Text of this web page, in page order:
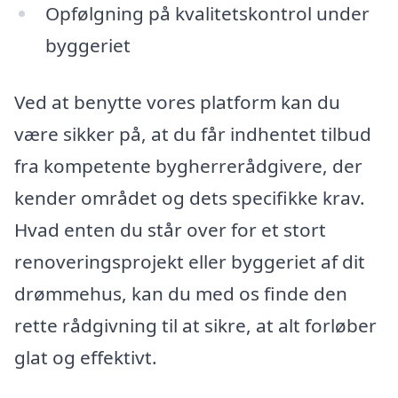
Opfølgning på kvalitetskontrol under
byggeriet
Ved at benytte vores platform kan du
være sikker på, at du får indhentet tilbud
fra kompetente bygherrerådgivere, der
kender området og dets specifikke krav.
Hvad enten du står over for et stort
renoveringsprojekt eller byggeriet af dit
drømmehus, kan du med os finde den
rette rådgivning til at sikre, at alt forløber
glat og effektivt.